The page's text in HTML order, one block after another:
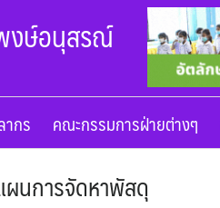
งษ์อนุสรณ์
กร คณะกรรมการฝ่ายต่างๆ
นการจัดหาพัสดุ